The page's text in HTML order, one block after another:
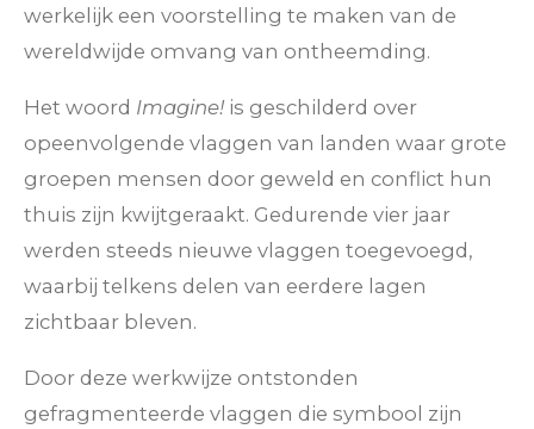
werkelijk een voorstelling te maken van de
wereldwijde omvang van ontheemding.
Het woord Imagine!is geschilderd over
opeenvolgende vlaggen van landen waar grote
groepen mensen door geweld en conflict hun
thuis zijn kwijtgeraakt. Gedurende vier jaar
werden steeds nieuwe vlaggen toegevoegd,
waarbij telkens delen van eerdere lagen
zichtbaar bleven.
Door deze werkwijze ontstonden
gefragmenteerde vlaggen die symbool zijn